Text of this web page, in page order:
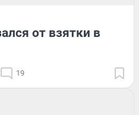
от взятки в
19